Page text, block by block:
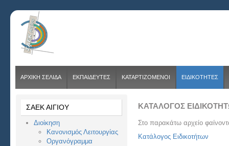
ΑΡΧΙΚΗ ΣΕΛΙΔΑ ΕΚΠΑΙΔΕΥΤΕΣ ΚΑΤΑΡΤΙΖΟΜΕΝΟΙ ΕΙΔΙΚΟΤΗΤΕΣ
ΣΑΕΚ ΑΙΓΙΟΥ
Διοίκηση
Κανονισμός Λειτουργίας
Οργανόγραμμα
ΚΑΤΑΛΟΓΟΣ
Στο παρακάτω αρχείο
Κατάλογος Ειδικοτήτων